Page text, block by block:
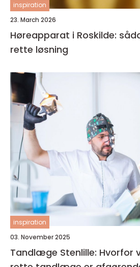
inspiration
23. March 2026
Høreapparat i Roskilde:
rette løsning
inspiration
03. November 2025
Tandlæge Stenlille: Hvorfor